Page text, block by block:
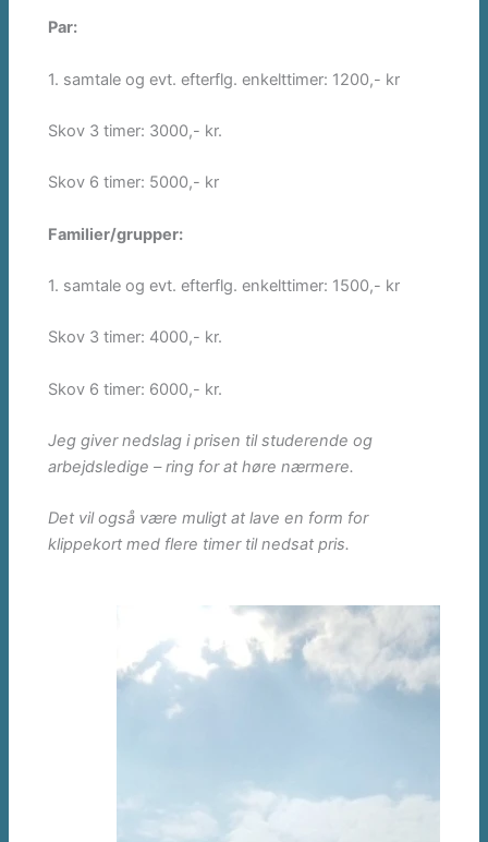
Par:
1. samtale og evt. efterflg. enkelttimer: 1200,- kr
Skov 3 timer: 3000,- kr.
Skov 6 timer: 5000,- kr
Familier/grupper:
1. samtale og evt. efterflg. enkelttimer: 1500,- kr
Skov 3 timer: 4000,- kr.
Skov 6 timer: 6000,- kr.
Jeg giver nedslag i prisen til studerende og
arbejdsledige – ring for at høre nærmere.
Det vil også være muligt at lave en form for
klippekort med flere timer til nedsat pris.